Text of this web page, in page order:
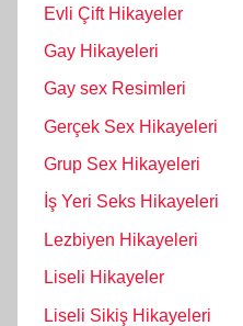
Evli Çift Hikayeler
Gay Hikayeleri
Gay sex Resimleri
Gerçek Sex Hikayeleri
Grup Sex Hikayeleri
İş Yeri Seks Hikayeleri
Lezbiyen Hikayeleri
Liseli Hikayeler
Liseli Sikiş Hikayeleri